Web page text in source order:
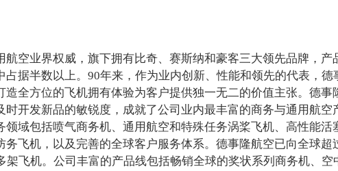
航空业界权威，旗下拥有比奇、赛斯纳和豪客三大领先品牌，产
占据半数以上。90年来，作为业内创新、性能和领先的代表，德
造全方位的飞机拥有体验为客户提供独一无二的价值主张。德事
时开发新品的敏锐度，成就了公司业内最丰富的商务与通用航空
领域包括喷气商务机、通用航空和特殊任务涡桨飞机、高性能活
务飞机，以及完善的全球客户服务体系。德事隆航空已向全球超
架飞机。公司丰富的产品线包括畅销全球的奖状系列商务机、空